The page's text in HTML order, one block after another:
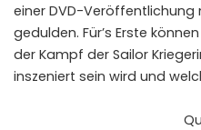
einer DVD-Veröffentlichung
gedulden. Für’s Erste
der Kampf der Sailor
inszeniert sein wird und